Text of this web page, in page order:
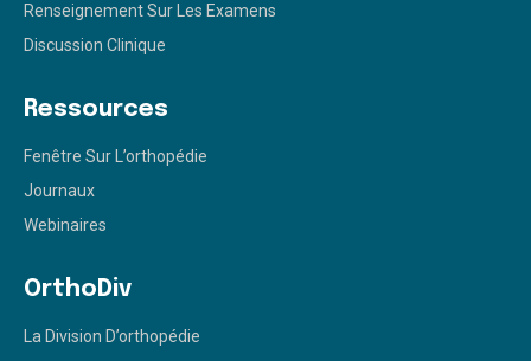
Renseignement Sur Les Examens
Discussion Clinique
Ressources
Fenêtre Sur L’orthopédie
Journaux
Webinaires
OrthoDiv
La Division D’orthopédie